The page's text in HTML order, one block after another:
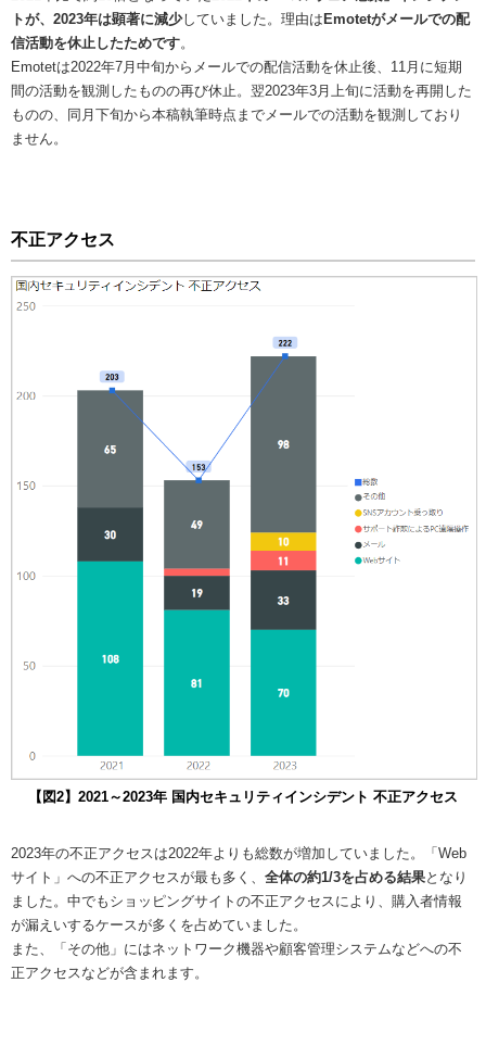
トが、2023年は顕著に減少していました。理由はEmotetがメールでの配
信活動を休止したためです。
Emotetは2022年7月中旬からメールでの配信活動を休止後、11月に短期
間の活動を観測したものの再び休止。翌2023年3月上旬に活動を再開した
ものの、同月下旬から本稿執筆時点までメールでの活動を観測しており
ません。
不正アクセス
【図2】2021～2023年 国内セキュリティインシデント 不正アクセス
2023年の不正アクセスは2022年よりも総数が増加していました。「Web
サイト」への不正アクセスが最も多く、 全体の約1/3を占める結果となり
ました。中でもショッピングサイトの不正アクセスにより、購入者情報
が漏えいするケースが多くを占めていました。
また、「その他」にはネットワーク機器や顧客管理システムなどへの不
正アクセスなどが含まれます。